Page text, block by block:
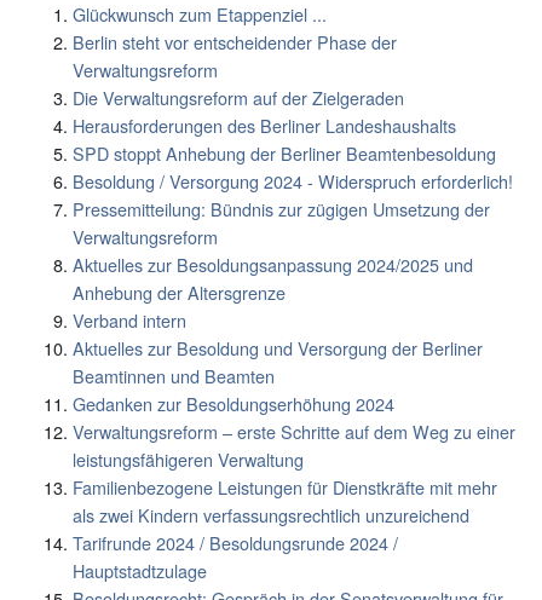
Glückwunsch zum Etappenziel ...
Berlin steht vor entscheidender Phase der
Verwaltungsreform
Die Verwaltungsreform auf der Zielgeraden
Herausforderungen des Berliner Landeshaushalts
SPD stoppt Anhebung der Berliner Beamtenbesoldung
Besoldung / Versorgung 2024 - Widerspruch erforderlich!
Pressemitteilung: Bündnis zur zügigen Umsetzung der
Verwaltungsreform
Aktuelles zur Besoldungsanpassung 2024/2025 und
Anhebung der Altersgrenze
Verband intern
Aktuelles zur Besoldung und Versorgung der Berliner
Beamtinnen und Beamten
Gedanken zur Besoldungserhöhung 2024
Verwaltungsreform – erste Schritte auf dem Weg zu einer
leistungsfähigeren Verwaltung
Familienbezogene Leistungen für Dienstkräfte mit mehr
als zwei Kindern verfassungsrechtlich unzureichend
Tarifrunde 2024 / Besoldungsrunde 2024 /
Hauptstadtzulage